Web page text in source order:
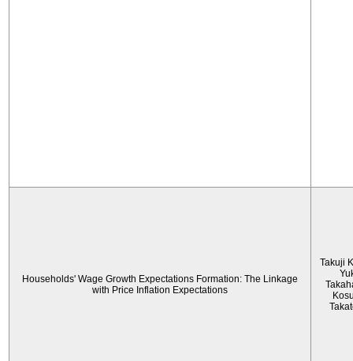
Households' Wage Growth Expectations Formation: The Linkage
with Price Inflation Expectations
Takuji